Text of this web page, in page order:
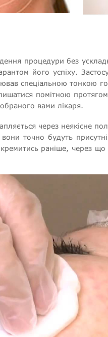
процедури без
його успіху.
спеціальною тонкою
помітною
вами лікаря.
через неякісне
точно будуть
раніше, через